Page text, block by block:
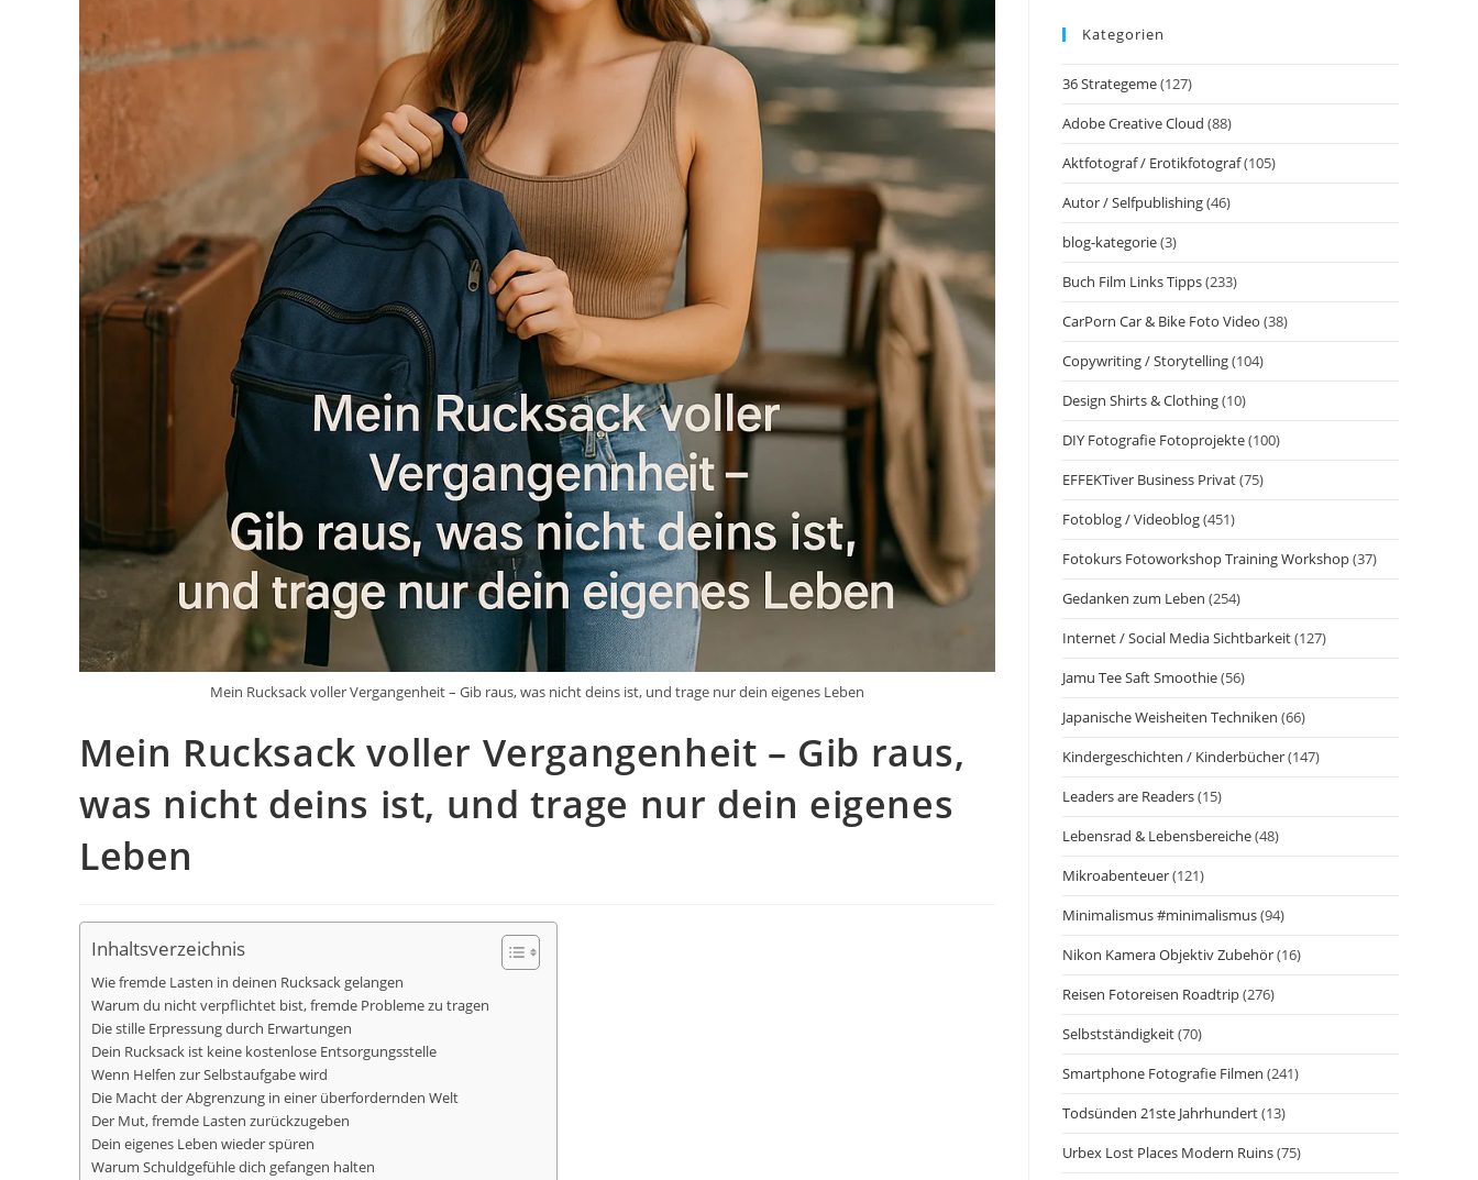
Mein Rucksack voller Vergangenheit – Gib raus, was nicht deins ist, und trage nur dein eigenes Leben
Mein Rucksack voller Vergangenheit – Gib raus,
was nicht deins ist, und trage nur dein eigenes
Leben
Inhaltsverzeichnis
Wie fremde Lasten in deinen Rucksack gelangen
Warum du nicht verpflichtet bist, fremde Probleme zu tragen
Die stille Erpressung durch Erwartungen
Dein Rucksack ist keine kostenlose Entsorgungsstelle
Wenn Helfen zur Selbstaufgabe wird
Die Macht der Abgrenzung in einer überfordernden Welt
Der Mut, fremde Lasten zurückzugeben
Dein eigenes Leben wieder spüren
Warum Schuldgefühle dich gefangen halten
Kategorien
36 Strategeme(127)
Adobe Creative Cloud (88)
Aktfotograf / Erotikfotograf(105)
Autor / Selfpublishing(46)
blog-kategorie(3)
Buch Film Links Tipps(233)
CarPorn Car & Bike Foto Video (38)
Copywriting / Storytelling(104)
Design Shirts & Clothing(10)
DIY Fotografie Fotoprojekte(100)
EFFEKTiver Business Privat(75)
Fotoblog / Videoblog(451)
Fotokurs Fotoworkshop Training Workshop(37)
Gedanken zum Leben (254)
Internet / Social Media Sichtbarkeit(127)
Jamu Tee Saft Smoothie(56)
Japanische Weisheiten Techniken (66)
Kindergeschichten / Kinderbücher(147)
Leaders are Readers(15)
Lebensrad & Lebensbereiche(48)
Mikroabenteuer(121)
Minimalismus #minimalismus(94)
Nikon Kamera Objektiv Zubehör(16)
Reisen Fotoreisen Roadtrip(276)
Selbstständigkeit(70)
Smartphone Fotografie Filmen (241)
Todsünden 21ste Jahrhundert(13)
Urbex Lost Places Modern Ruins(75)